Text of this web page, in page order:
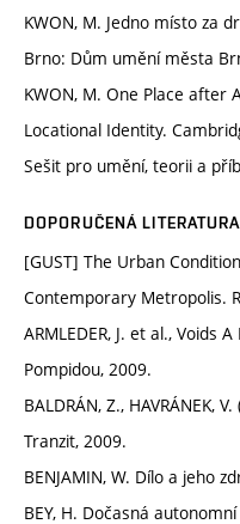
KWON, M. Jedno místo za
Brno: Dům umění města
KWON, M. One Place after
Locational Identity.
Sešit pro umění, teorii a
DOPORUČENÁ LITERATURA
[GUST] The Urban
Contemporary Metropolis.
ARMLEDER, J. et al., Voids
Pompidou, 2009.
BALDRÁN, Z., HAVRÁNEK,
Tranzit, 2009.
BENJAMIN, W. Dílo a jeho
BEY, H. Dočasná